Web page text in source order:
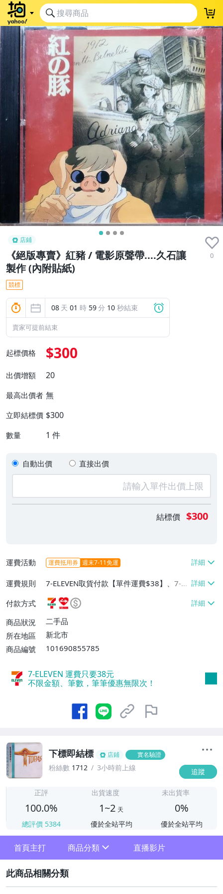
店鋪
《絕版專賣》紅豬 / 電影原聲帶....久石讓
製作 (內附貼紙)
0
競標
08 天 01 時 59分 09 秒結束
賣家可提前結束
起標價格 $300
出價增額 20
最高出價者 無
立即結標價 $300
數量 1 件
自動出價 直接出價
結標價 $300
運費活動 運費抵用券 週末7-11免運
運費規則
7-ELEVEN取貨付款【單件運費$38】、7-EL
EVEN取貨不付款【單件運費$38】、萊爾富
取貨付款【單件運費$60】
付款方式
商品狀況
二手品
所在地區
新北市
商品編號
101690855785
7-ELEVEN 運費只要38元
不限金額、筆數，筆筆優惠無限次！
下標即結標 店鋪 實名驗證
粉絲數 1712 3小時前上線 追蹤
正評
100.0%
總評價 5384
出貨速度
1~2 天
優於全站平均
未出貨率
0%
優於全站平均
首頁主打 商品分類
其它
直播影片